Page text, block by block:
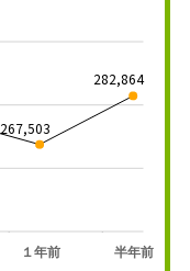
１年前 半年前
267,503
282,864